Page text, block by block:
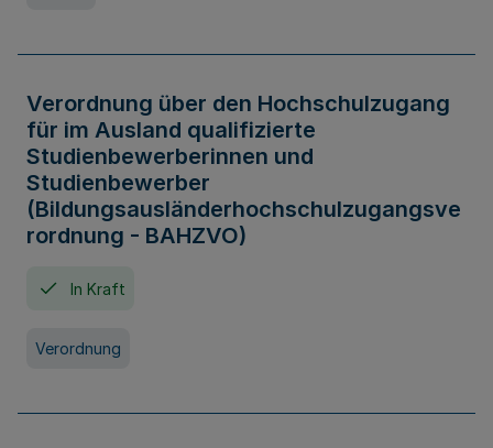
Verordnung über den Hochschulzugang
für im Ausland qualifizierte
Studienbewerberinnen und
Studienbewerber
(Bildungsausländerhochschulzugangsve
rordnung - BAHZVO)
In Kraft
Verordnung